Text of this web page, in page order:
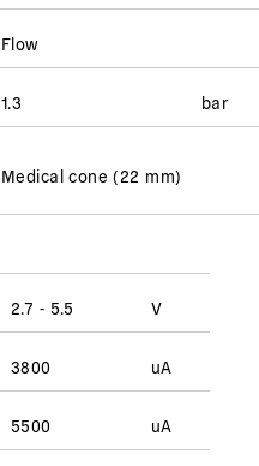
Flow
1.3 bar
Medical cone (22 mm)
2.7 - 5.5 V
3800 uA
5500 uA